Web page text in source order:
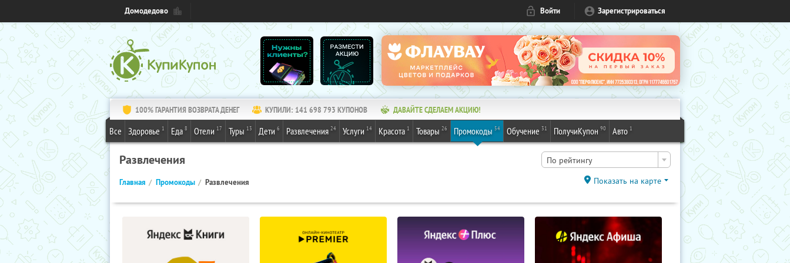
Домодедово Войти Зарегистрироваться
100% ГАРАНТИЯ ВОЗВРАТА ДЕНЕГ КУПИЛИ: 141 698 793 КУПОНОВ ДАВАЙТЕ СДЕЛАЕМ АКЦИЮ!
Все Здоровье 1 Еда 8 Отели 17 Туры 13 Дети 6 Развлечения 24 Услуги 14 Красота 1 Товары 26 Промокоды 54 Обучение 31 ПолучиКупон 90 Авто 1
Развлечения По рейтингу
Главная Промокоды Развлечения Показать на карте